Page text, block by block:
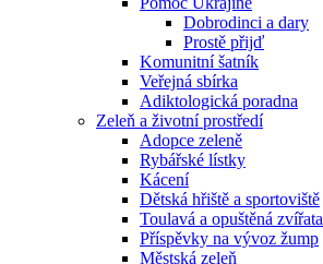
Dobrodinci a dary
Prostě přijď
Komunitní šatník
Veřejná sbírka
Adiktologická poradna
Zeleň a životní prostředí
Adopce zeleně
Rybářské lístky
Kácení
Dětská hřiště a sportoviště
Toulavá a opuštěná zvířata
Příspěvky na vývoz žump
Městská zeleň